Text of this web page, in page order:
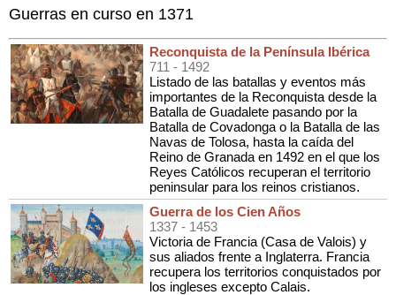
Guerras en curso en 1371
Reconquista de la Península Ibérica
711 - 1492
Listado de las batallas y eventos más
importantes de la Reconquista desde la
Batalla de Guadalete pasando por la
Batalla de Covadonga o la Batalla de las
Navas de Tolosa, hasta la caída del
Reino de Granada en 1492 en el que los
Reyes Católicos recuperan el territorio
peninsular para los reinos cristianos.
Guerra de los Cien Años
1337 - 1453
Victoria de Francia (Casa de Valois) y
sus aliados frente a Inglaterra. Francia
recupera los territorios conquistados por
los ingleses excepto Calais.